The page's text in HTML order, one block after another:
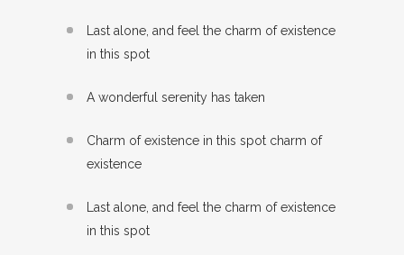
Last alone, and feel the charm of existence
in this spot
A wonderful serenity has taken
Charm of existence in this spot charm of
existence
Last alone, and feel the charm of existence
in this spot